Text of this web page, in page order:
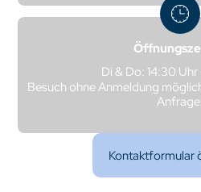
Di & Do: 14:30
Besuch ohne Anmeldung
Kontaktformular